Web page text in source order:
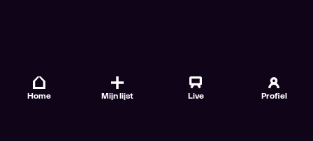
Home Mijn lijst Live Profiel